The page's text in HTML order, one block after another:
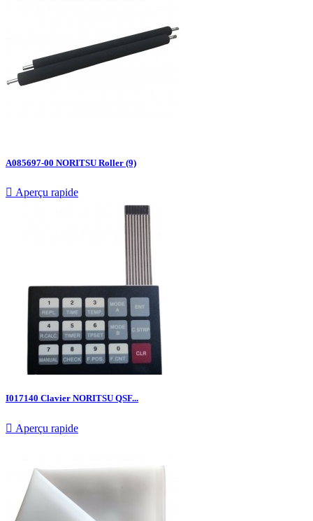
A085697-00 NORITSU Roller (9)
 Aperçu rapide
I017140 Clavier NORITSU QSF...
 Aperçu rapide